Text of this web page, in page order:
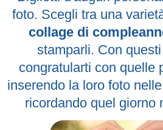
foto. Scegli tra una
collage di
stamparli. Con
congratularti con quelle
inserendo la loro foto
ricordando quel giorno